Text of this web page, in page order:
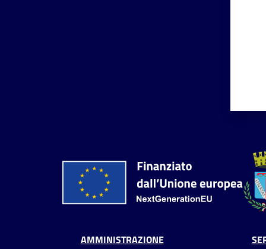
AMMINISTRAZIONE